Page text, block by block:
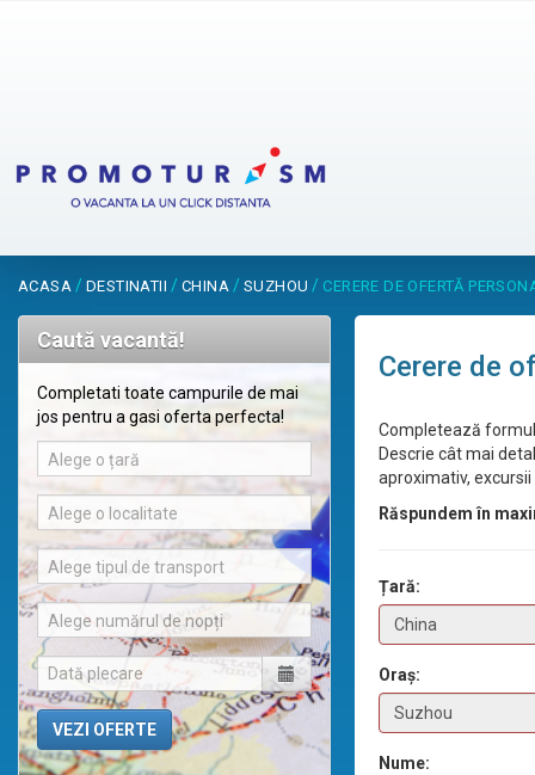
ACASA / DESTINATII / CHINA / SUZHOU / CERERE DE OFERTĂ
Caută vacantă!
Completati toate campurile de mai
jos pentru a gasi oferta perfecta!
Alege o țară
Alege o localitate
Alege tipul de transport
Alege numărul de nopți
Cerere de
Completează
Descrie cât mai
aproximativ,
Răspundem în
Țară:
Oraș:
Nume: